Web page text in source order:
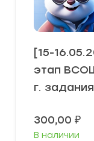
[15-
этап
г.
300,00 ₽
В наличии